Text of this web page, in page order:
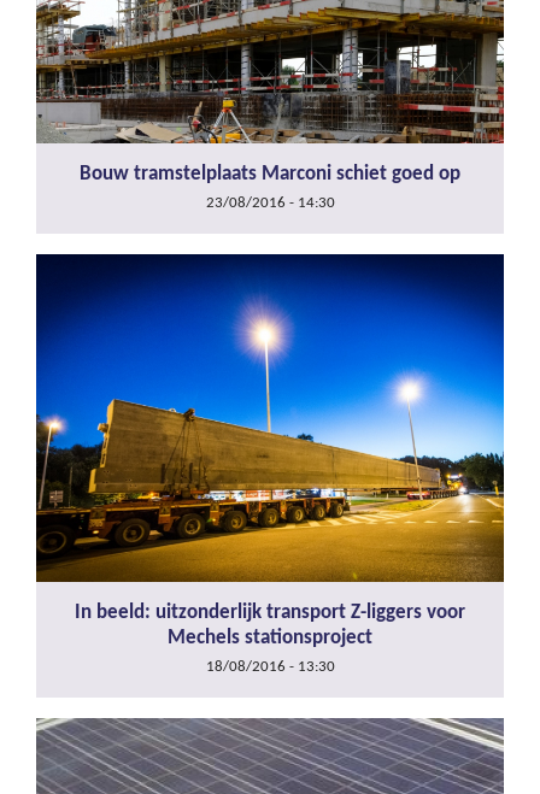
Bouw tramstelplaats Marconi schiet goed op
23/08/2016 - 14:30
In beeld: uitzonderlijk transport Z-liggers voor
Mechels stationsproject
18/08/2016 - 13:30